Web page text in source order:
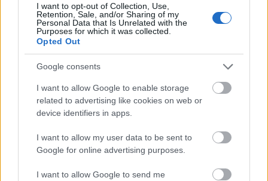
I want to opt-out of Collection, Use,
Retention, Sale, and/or Sharing of my
Personal Data that Is Unrelated with the
Purposes for which it was collected.
Opted Out
Google consents
I want to allow Google to enable storage
related to advertising like cookies on web or
device identifiers in apps.
I want to allow my user data to be sent to
Google for online advertising purposes.
I want to allow Google to send me
Χρησιμοποιείς Google passkeys για τους κωδικούς σου;
Και όμως μπορούν να τους κλέψουν